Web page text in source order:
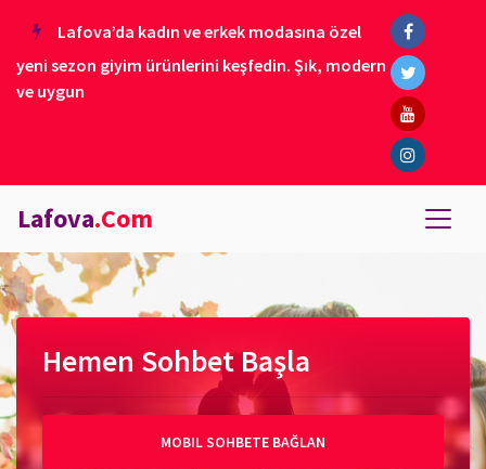
Lafova’da kadın ve erkek modasına özel
yeni sezon giyim ürünlerini keşfedin. Şık, modern
ve uygun
Lafova.Com
Hemen Sohbet Başla
MOBIL SOHBETE BAĞLAN